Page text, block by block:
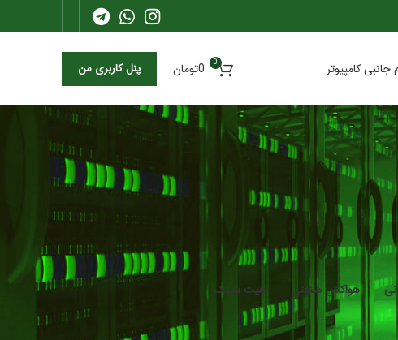
جانبی کامپیوتر 0
0تومان پنل کاربری من
هواکش صنعتی هیت سینک